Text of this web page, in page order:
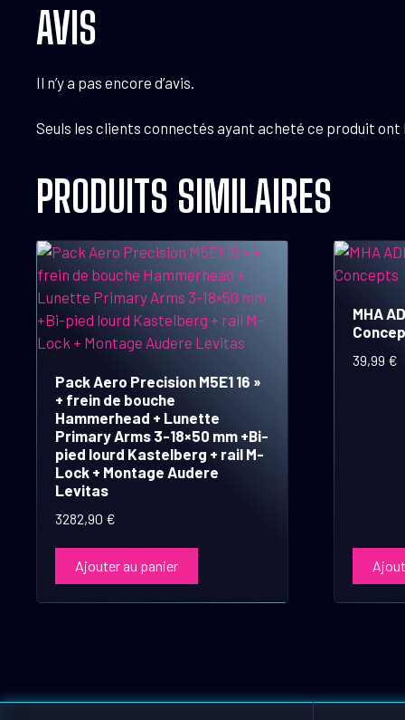
AVIS
Il n’y a pas encore d’avis.
Seuls les clients connectés ayant acheté ce produit ont
PRODUITS SIMILAIRES
Pack Aero Precision M5E1 16 »
+ frein de bouche
Hammerhead + Lunette
Primary Arms 3-18×50 mm +Bi-
pied lourd Kastelberg + rail M-
Lock + Montage Audere
Levitas
3282,90 €
Ajouter au panier
MHA
39,99 €